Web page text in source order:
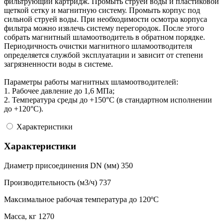
щеткой сетку и магнитную систему. Промыть корпус под
сильной струей воды. При необходимости осмотра корпуса
фильтра можно извлечь систему перегородок. После этого
собрать магнитный шламоотводитель в обратном порядке.
Периодичность очистки магнитного шламоотводителя
определяется службой эксплуатации и зависит от степени
загрязненности воды в системе.
Параметры работы магнитных шламоотводителей:
1. Рабочее давление до 1,6 МПа;
2. Температура среды до +150°С (в стандартном исполнении
до +120°С).
Характеристики
Характеристики
Диаметр присоединения DN (мм) 350
Производительность (м3/ч) 737
Максимальное рабочая температура до 120ºC
Масса, кг 1270